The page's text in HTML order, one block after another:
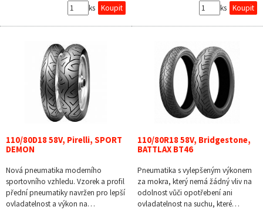
ks ks
110/80D18 58V, Pirelli, SPORT
DEMON
Nová pneumatika moderního
sportovního vzhledu. Vzorek a profil
přední pneumatiky navržen pro lepší
ovladatelnost a výkon na…
110/80R18 58V, Bridgestone,
BATTLAX BT46
Pneumatika s vylepšeným výkonem
za mokra, který nemá žádný vliv na
odolnost vůči opotřebení ani
ovladatelnost na suchu, které…